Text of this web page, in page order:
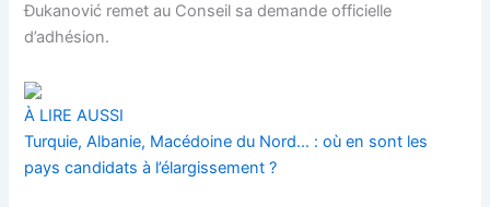
Đukanović remet au Conseil sa demande officielle
d’adhésion.
À LIRE AUSSI
Turquie, Albanie, Macédoine du Nord… : où en sont les
pays candidats à l’élargissement ?